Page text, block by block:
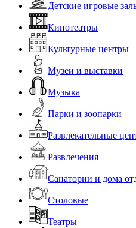
Детские игровые
Кинотеатры
Культурные центры
Музеи и выставки
Музыка
Парки и зоопарки
Развлекательные
Развлечения
Санатории и дома
Столовые
Театры